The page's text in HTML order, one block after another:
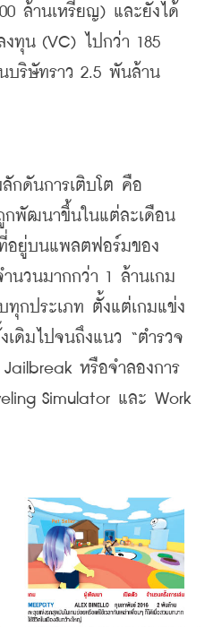
ล้านเหรียญ) และยังได้
งทุน (VC) ไปกว่า
บริษัทราว 2.5 พันล้าน
กดันการเติบโต คือ
กพัฒนาขึ้นในแต่ละเดือน
อยู่บนแพลตฟอร์มของ
นวนมากกว่า 1 ล้านเกม
ทุกประเภท ตั้งแต่เกมแข่ง
ดิมไปจนถึงแนว
“ตำรวจ
Jailbreak หรือจำลองการ
Simulator และ Work